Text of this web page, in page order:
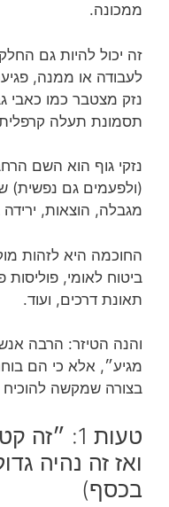
ממכונה.
זה יכול להיות גם
לעבודה או ממנה,
נזק מצטבר כמו כאבי
תסמונת תעלה
נזקי גוף הוא השם
(ולפעמים גם נפשית)
מגבלה, הוצאות,
החוכמה היא לזהות
ביטוח לאומי,
תאונת דרכים, ועוד.
והנה הטיזר: הרבה
מגיע״, אלא כי הם
בצורה שמקשה
טעות 1:
ואז זה נהיה
בכסף)